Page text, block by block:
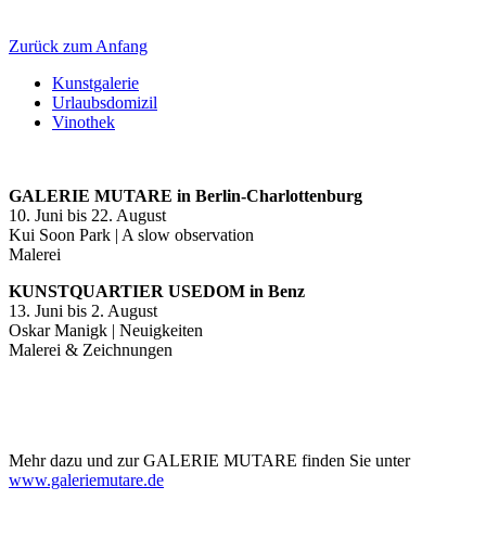
Zurück zum Anfang
Kunstgalerie
Urlaubsdomizil
Vinothek
GALERIE MUTARE in Berlin-Charlottenburg
10. Juni bis 22. August
Kui Soon Park | A slow observation
Malerei
KUNSTQUARTIER USEDOM in Benz
13. Juni bis 2. August
Oskar Manigk | Neuigkeiten
Malerei & Zeichnungen
Mehr dazu und zur GALERIE MUTARE finden Sie unter
www.galeriemutare.de